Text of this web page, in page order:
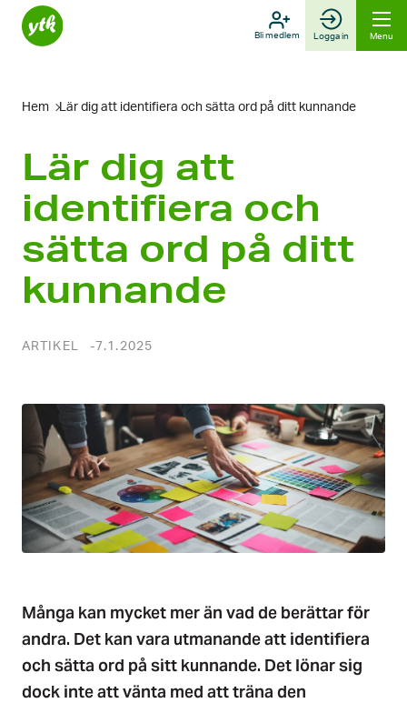
Skip
Bli medlem Logga in Menu
Hem Lär dig att identifiera och sätta ord på ditt kunnande
Lär dig att
identifiera och
sätta ord på ditt
kunnande
ARTIKEL 7.1.2025
Många kan mycket mer än vad de berättar för
andra. Det kan vara utmanande att identifiera
och sätta ord på sitt kunnande. Det lönar sig
dock inte att vänta med att träna den